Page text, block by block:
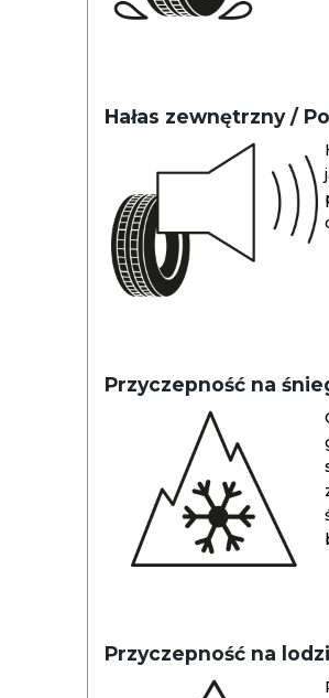
Hałas zewnętrzny /
Przyczepność na
Przyczepność na